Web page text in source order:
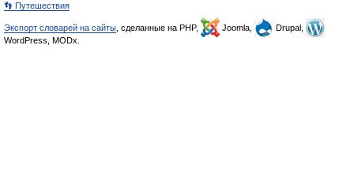
👣 Путешествия
Экспорт словарей на сайты , сделанные на PHP, Joomla,
Drupal,
WordPress, MODx.